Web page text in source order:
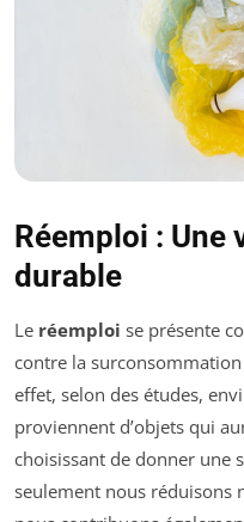
Réemploi : Une
durable
Le réemploi se présente
contre la
effet, selon des études,
proviennent d’objets qui
choisissant de donner une
seulement nous réduisons